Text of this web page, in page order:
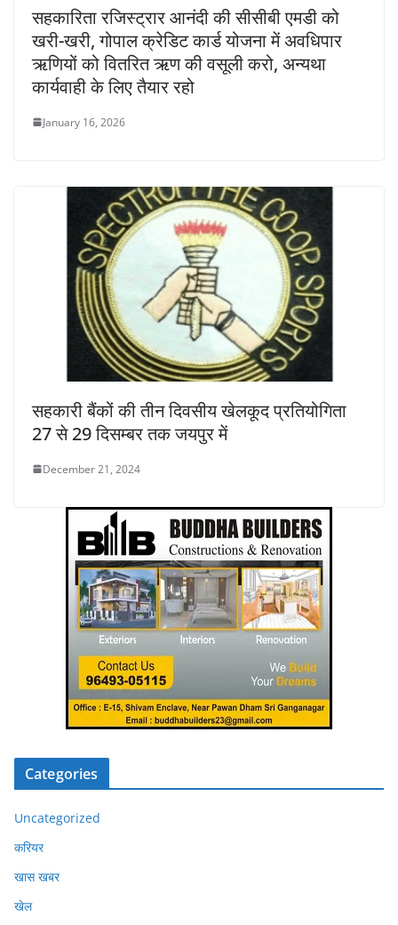
सहकारिता रजिस्ट्रार आनंदी की सीसीबी एमडी को
खरी-खरी, गोपाल क्रेडिट कार्ड योजना में अवधिपार
ऋणियों को वितरित ऋण की वसूली करो, अन्यथा
कार्यवाही के लिए तैयार रहो
January 16, 2026
सहकारी बैंकों की तीन दिवसीय खेलकूद प्रतियोगिता
27 से 29 दिसम्बर तक जयपुर में
December 21, 2024
Categories
Uncategorized
करियर
खास खबर
खेल